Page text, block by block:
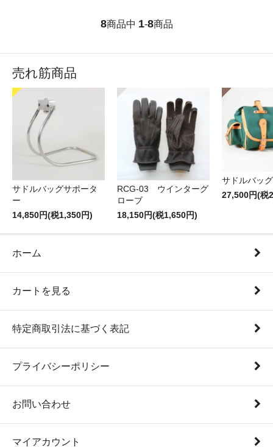
8商品中 1-8商品
売れ筋商品
サドルバッグサポータ
ー
14,850円(税1,350円)
RCG-03 ウインターグ
ローブ
18,150円(税1,650円)
サドルバッ
27,500円(税
ホーム
カートを見る
特定商取引法に基づく表記
プライバシーポリシー
お問い合わせ
マイアカウント